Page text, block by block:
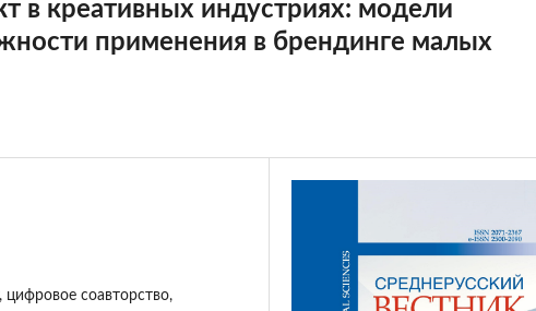
в креативных индустриях: модели
применения в брендинге малых
цифровое соавторство,